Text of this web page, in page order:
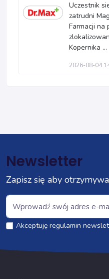
Uczestnik
zatrudni
Farmacji na
Kopernika ...
2026-08-04
Newsletter
Zapisz się aby
Akceptuję regulamin